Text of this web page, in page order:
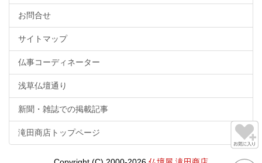
お問合せ
サイトマップ
仏事コーディネーター
浅草仏壇通り
新聞・雑誌での掲載記事
滝田商店トップページ